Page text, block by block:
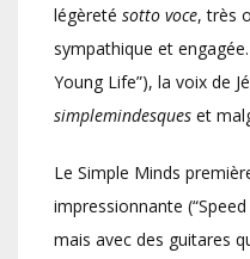
légèreté sotto voce, très
sympathique et
Young Life”), la voix de
simplemindesques et
Le Simple Minds
impressionnante
mais avec des guitares